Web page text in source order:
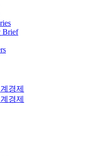
Brief
경제
경제